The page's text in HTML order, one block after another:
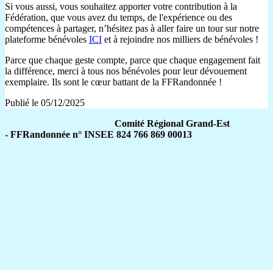
Si vous aussi, vous souhaitez apporter votre contribution à la
Fédération, que vous avez du temps, de l'expérience ou des
compétences à partager, n’hésitez pas à aller faire un tour sur notre
plateforme bénévoles ICI et à rejoindre nos milliers de bénévoles !
Parce que chaque geste compte, parce que chaque engagement fait
la différence, merci à tous nos bénévoles pour leur dévouement
exemplaire. Ils sont le cœur battant de la FFRandonnée !
Publié le 05/12/2025
Comité Régional Grand-Est
- FFRandonnée n° INSEE 824 766 869 00013